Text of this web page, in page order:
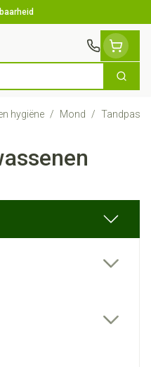
Zoek
hygiëne / Mond / Tandpasta